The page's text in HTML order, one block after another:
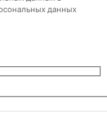
данных